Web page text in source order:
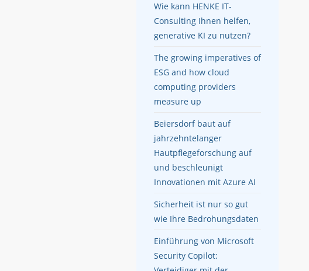
Wie kann HENKE IT-
Consulting Ihnen helfen,
generative KI zu nutzen?
The growing imperatives of
ESG and how cloud
computing providers
measure up
Beiersdorf baut auf
jahrzehntelanger
Hautpflegeforschung auf
und beschleunigt
Innovationen mit Azure AI
Sicherheit ist nur so gut
wie Ihre Bedrohungsdaten
Einführung von Microsoft
Security Copilot: